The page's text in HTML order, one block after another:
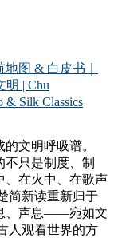
地图 & 白皮书｜
明 | Chu
& Silk Classics
文明呼吸谱。
只是制度、制
、在火中、在歌声
简新读重新归于
、声息——宛如文
人观看世界的方